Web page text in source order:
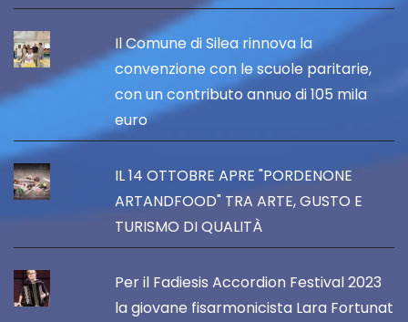
Il Comune di Silea rinnova la
convenzione con le scuole paritarie,
con un contributo annuo di 105 mila
euro
IL 14 OTTOBRE APRE "PORDENONE
ARTANDFOOD" TRA ARTE, GUSTO E
TURISMO DI QUALITÀ
Per il Fadiesis Accordion Festival 2023
la giovane fisarmonicista Lara Fortunat